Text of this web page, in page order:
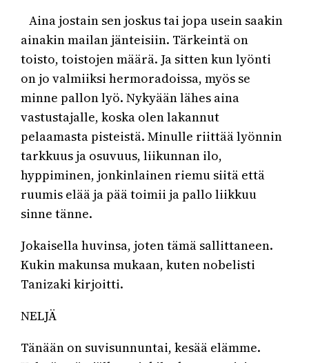
Aina jostain sen joskus tai jopa usein saakin
ainakin mailan jänteisiin. Tärkeintä on
toisto, toistojen määrä. Ja sitten kun lyönti
on jo valmiiksi hermoradoissa, myös se
minne pallon lyö. Nykyään lähes aina
vastustajalle, koska olen lakannut
pelaamasta pisteistä. Minulle riittää lyönnin
tarkkuus ja osuvuus, liikunnan ilo,
hyppiminen, jonkinlainen riemu siitä että
ruumis elää ja pää toimii ja pallo liikkuu
sinne tänne.
Jokaisella huvinsa, joten tämä sallittaneen.
Kukin makunsa mukaan, kuten nobelisti
Tanizaki kirjoitti.
NELJÄ
Tänään on suvisunnuntai, kesää elämme.